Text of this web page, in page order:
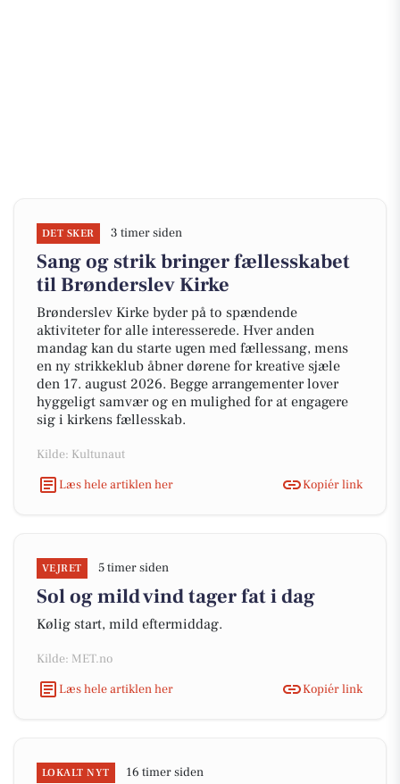
DET SKER 3 timer siden
Sang og strik bringer fællesskabet
til Brønderslev Kirke
Brønderslev Kirke byder på to spændende
aktiviteter for alle interesserede. Hver anden
mandag kan du starte ugen med fællessang, mens
en ny strikkeklub åbner dørene for kreative sjæle
den 17. august 2026. Begge arrangementer lover
hyggeligt samvær og en mulighed for at engagere
sig i kirkens fællesskab.
Kilde: Kultunaut
Læs hele artiklen her
Kopiér link
VEJRET 5 timer siden
Sol og mild vind tager fat i dag
Kølig start, mild eftermiddag.
Kilde: MET.no
Læs hele artiklen her
Kopiér link
LOKALT NYT 16 timer siden